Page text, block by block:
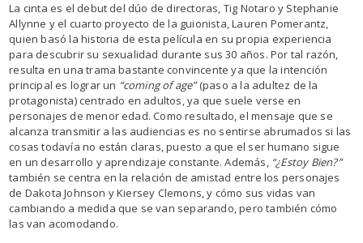
La cinta es el debut del dúo de directoras, Tig Notaro y Stephanie
Allynne y el cuarto proyecto de la guionista, Lauren Pomerantz,
quien basó la historia de esta película en su propia experiencia
para descubrir su sexualidad durante sus 30 años. Por tal razón,
resulta en una trama bastante convincente ya que la intención
principal es lograr un “coming of age”(paso a la adultez de la
protagonista) centrado en adultos, ya que suele verse en
personajes de menor edad. Como resultado, el mensaje que se
alcanza transmitir a las audiencias es no sentirse abrumados si las
cosas todavía no están claras, puesto a que el ser humano sigue
en un desarrollo y aprendizaje constante. Además, “¿Estoy Bien?”
también se centra en la relación de amistad entre los personajes
de Dakota Johnson y Kiersey Clemons, y cómo sus vidas van
cambiando a medida que se van separando, pero también cómo
las van acomodando.